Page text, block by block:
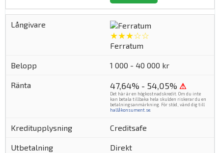
★★★☆☆
Ferratum
1 000 - 40 000 kr
47,64% - 54,05% ⚠
Det här är en högkostnadskredit. Om du inte
kan betala tillbaka hela skulden riskerar du en
betalningsanmärkning. För stöd, vänd dig till
hallåkonsument.se
Creditsafe
Direkt